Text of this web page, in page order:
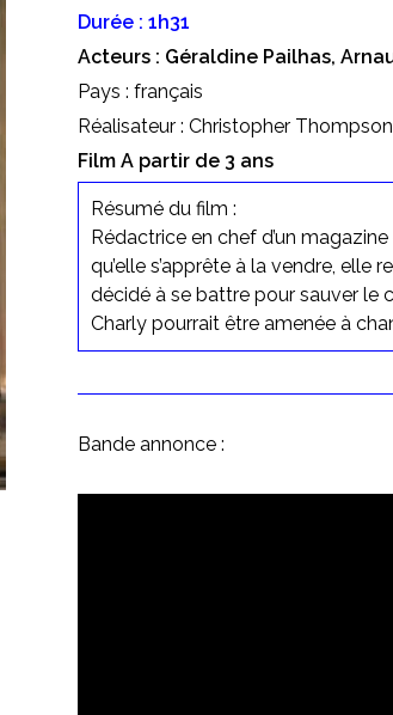
Durée : 1h31
Acteurs : Géraldine Pailhas,
Pays : français
Réalisateur : Christopher Thompson
Film A partir de 3 ans
Résumé du film :
Rédactrice en chef d’un
qu’elle s’apprête à la vendre, elle
décidé à se battre pour sauver le
Charly pourrait être amenée à
Bande annonce :